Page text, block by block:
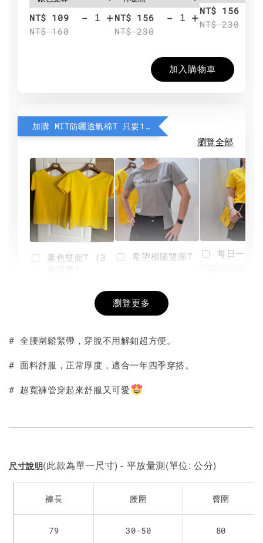
NT$ 109
NT$ 160
- +NT$ 156
NT$ 230
- +NT$ 156
NT$ 230
加入購物車
加購 MIT防曬透氣棉T 只要190元
瀏覽全部
素色雙面T (3
+
希望相隨雙面T
NT$ 190
-
每日一笑
瀏覽更多
# 全腰圍鬆緊帶，穿脫不用解釦超方便。
# 面料舒服，正常厚度，適合一年四季穿搭。
# 超寬褲管穿起來舒服又可愛
尺寸說明(此款為單一尺寸) - 平放量測(單位: 公分)
褲長 腰圍 臀圍
79 30-50 80